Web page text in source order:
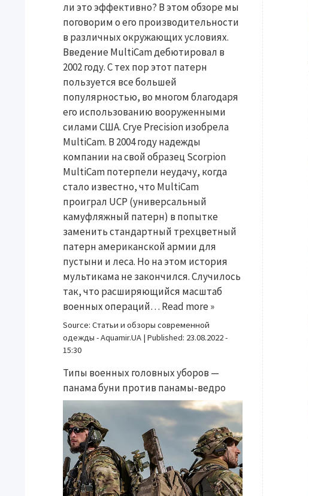
ли это эффективно? В этом обзоре мы
поговорим о его производительности
в различных окружающих условиях.
Введение MultiCam дебютировал в
2002 году. С тех пор этот патерн
пользуется все большей
популярностью, во многом благодаря
его использованию вооруженными
силами США. Crye Precision изобрела
MultiCam. В 2004 году надежды
компании на свой образец Scorpion
MultiCam потерпели неудачу, когда
стало известно, что MultiCam
проиграл UCP (универсальный
камуфляжный патерн) в попытке
заменить стандартный трехцветный
патерн американской армии для
пустыни и леса. Но на этом история
мультикама не закончился. Случилось
так, что расширяющийся масштаб
военных операций… Read more »
Source: Статьи и обзоры современной
одежды - Aquamir.UA | Published: 23.08.2022 -
15:30
Типы военных головных уборов —
панама буни против панамы-ведро